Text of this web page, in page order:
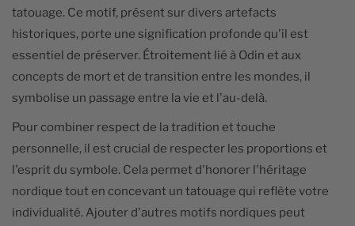
tatouage. Ce motif, présent sur divers artefacts
historiques, porte une signification profonde qu'il est
essentiel de préserver. Étroitement lié à Odin et aux
concepts de mort et de transition entre les mondes, il
symbolise un passage entre la vie et l'au-delà.
Pour combiner respect de la tradition et touche
personnelle, il est crucial de respecter les proportions et
l'esprit du symbole. Cela permet d'honorer l'héritage
nordique tout en concevant un tatouage qui reflète votre
individualité. Ajouter d'autres motifs nordiques peut